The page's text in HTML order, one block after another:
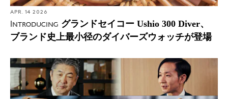
APR. 14 2026
Introducing グランドセイコー Ushio 300 Diver、
ブランド史上最小径のダイバーズウォッチが登場